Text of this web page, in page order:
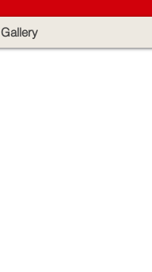
Gallery